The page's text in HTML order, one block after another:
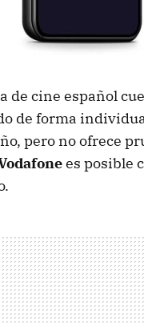
de cine español
de forma
pero no ofrece
es posible